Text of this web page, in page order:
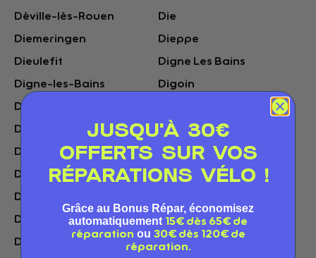
Déville-lès-Rouen
Die
Diemeringen
Dieppe
Dieulefit
Digne Les Bains
Digne-les-Bains
Digoin
Dijon
Dinard
Distré
Dives-sur-Mer
Divonne-les-Bains
Dol-de-Bretagne
Dole
Dolus-d'Oléron
Dommartin Les Toul
Dommartin-lès-Toul
Domont
Dompierre-les-Ormes
JUSQU'À 30€
OFFERTS SUR VOS
RÉPARATIONS VÉLO !
Grâce au Bonus Répar, économisez
automatiquement 15€ dès 65€ de
réparation ou 30€ dès 120€ de
réparation.